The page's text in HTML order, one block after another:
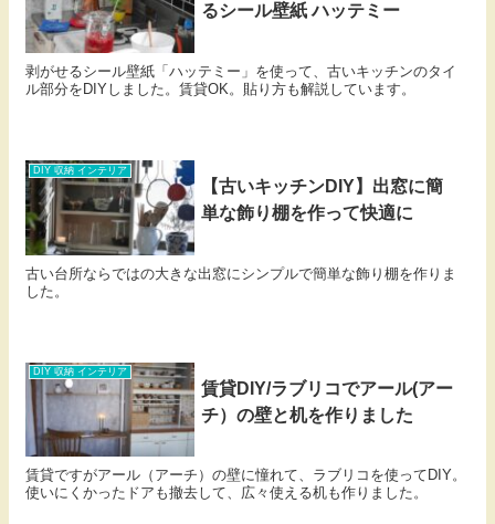
るシール壁紙 ハッテミー
剥がせるシール壁紙「ハッテミー」を使って、古いキッチンのタイ
ル部分をDIYしました。賃貸OK。貼り方も解説しています。
DIY 収納 インテリア
【古いキッチンDIY】出窓に簡
単な飾り棚を作って快適に
古い台所ならではの大きな出窓にシンプルで簡単な飾り棚を作りま
した。
DIY 収納 インテリア
賃貸DIY/ラブリコでアール(アー
チ）の壁と机を作りました
賃貸ですがアール（アーチ）の壁に憧れて、ラブリコを使ってDIY。
使いにくかったドアも撤去して、広々使える机も作りました。